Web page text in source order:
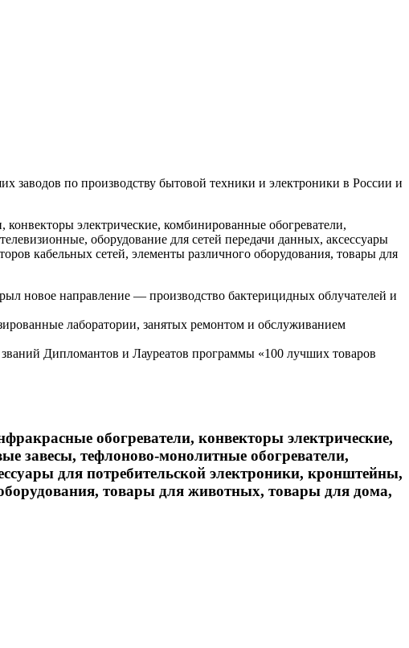
по производству бытовой техники и электроники в России и
электрические, комбинированные обогреватели,
оборудование для сетей передачи данных, аксессуары
кабельных сетей, элементы различного оборудования, товары для
новое направление — производство бактерицидных облучателей и
лаборатории, занятых ремонтом и обслуживанием
Дипломантов и Лауреатов программы «100 лучших товаров
обогреватели, конвекторы электрические,
завесы, тефлоново-монолитные обогреватели,
для потребительской электроники, кронштейны,
товары для животных, товары для дома,